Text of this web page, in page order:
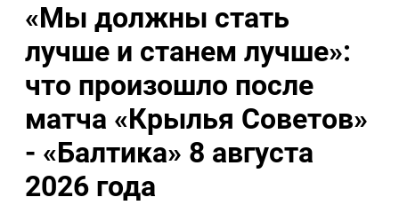
«Мы должны стать
лучше и станем лучше»:
что произошло после
матча «Крылья Советов»
- «Балтика» 8 августа
2026 года